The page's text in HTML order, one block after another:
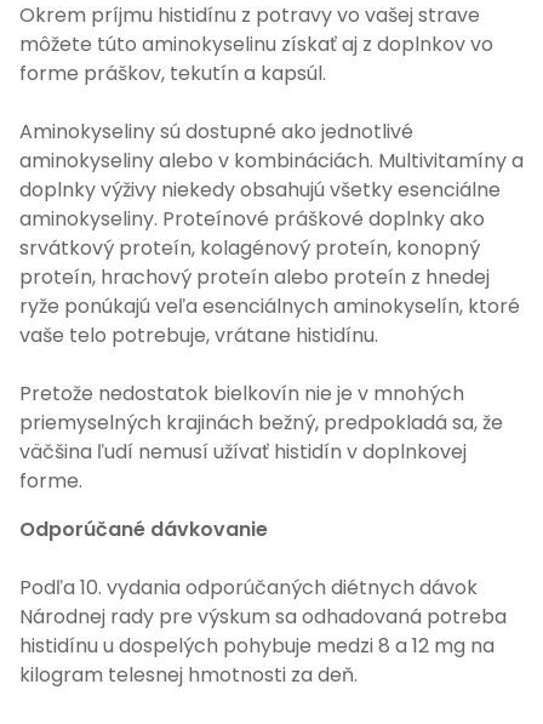
Okrem príjmu histidínu z potravy vo vašej strave
môžete túto aminokyselinu získať aj z doplnkov vo
forme práškov, tekutín a kapsúl.
Aminokyseliny sú dostupné ako jednotlivé
aminokyseliny alebo v kombináciách. Multivitamíny a
doplnky výživy niekedy obsahujú všetky esenciálne
aminokyseliny. Proteínové práškové doplnky ako
srvátkový proteín, kolagénový proteín, konopný
proteín, hrachový proteín alebo proteín z hnedej
ryže ponúkajú veľa esenciálnych aminokyselín, ktoré
vaše telo potrebuje, vrátane histidínu.
Pretože nedostatok bielkovín nie je v mnohých
priemyselných krajinách bežný, predpokladá sa, že
väčšina ľudí nemusí užívať histidín v doplnkovej
forme.
Odporúčané dávkovanie
Podľa 10. vydania odporúčaných diétnych dávok
Národnej rady pre výskum sa odhadovaná potreba
histidínu u dospelých pohybuje medzi 8 a 12 mg na
kilogram telesnej hmotnosti za deň.